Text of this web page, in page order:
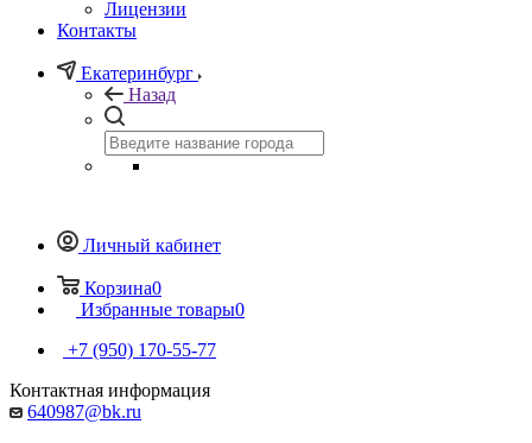
Лицензии
Контакты
Екатеринбург
Назад
Личный кабинет
Корзина0
Избранные товары0
+7 (950) 170-55-77
Контактная информация
640987@bk.ru